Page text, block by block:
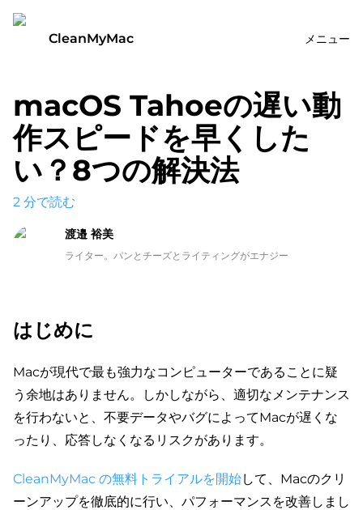
CleanMyMac メニュー
macOS Tahoeの遅い動
作スピードを早くした
い？8つの解決法
2 分で読む
渡邉 裕美
ライター。パンとチーズとライティングがエナジー
はじめに
Macが現代で最も強力なコンピューターであることに疑
う余地はありません。しかしながら、適切なメンテナンス
を行わないと、不要データやバグによってMacが遅くな
ったり、応答しなくなるリスクがあります。
CleanMyMac の無料トライアルを開始して、Macのクリ
ーンアップを徹底的に行い、パフォーマンスを改善しまし